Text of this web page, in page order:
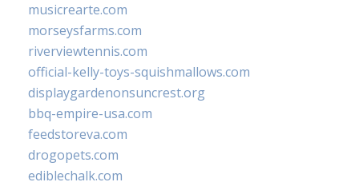
musicrearte.com
morseysfarms.com
riverviewtennis.com
official-kelly-toys-squishmallows.com
displaygardenonsuncrest.org
bbq-empire-usa.com
feedstoreva.com
drogopets.com
ediblechalk.com